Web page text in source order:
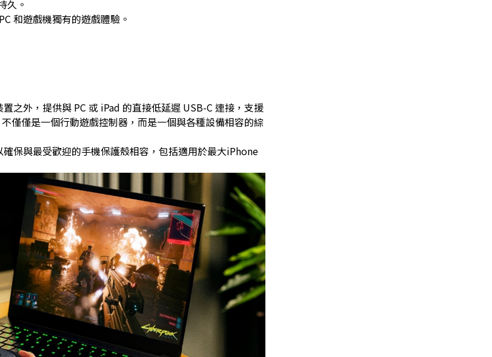
久。
和遊戲機獨有的遊戲體驗。
之外，提供與 PC 或 iPad 的直接低延遲 USB-C 連接，支援
僅僅是一個行動遊戲控制器，而是一個與各種設備相容的綜
保與最受歡迎的手機保護殼相容，包括適用於最大iPhone